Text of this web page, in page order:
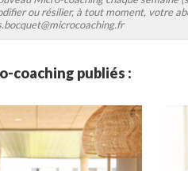
ou résilier, à tout moment, votre
coaching publiés :